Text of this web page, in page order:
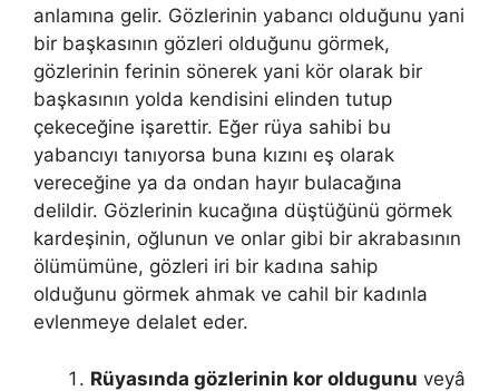
anlamına gelir. Gözlerinin yabancı olduğunu yani
bir başkasının gözleri olduğunu görmek,
gözlerinin ferinin sönerek yani kör olarak bir
başkasının yolda kendisini elinden tutup
çekeceğine işarettir. Eğer rüya sahibi bu
yabancı­yı tanıyorsa buna kızını eş olarak
vereceğine ya da ondan hayır bulaca­ğına
delildir. Gözlerinin kucağına düştüğünü görmek
kardeşinin, oğlunun ve onlar gibi bir akrabasının
ölümümüne, gözleri iri bir kadına sahip
olduğunu gör­mek ahmak ve cahil bir kadınla
evlenmeye delalet eder.
Rüyasında gözlerinin kor oldugunu veyâ